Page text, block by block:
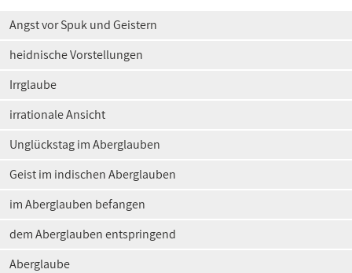
Angst vor Spuk und Geistern
heidnische Vorstellungen
Irrglaube
irrationale Ansicht
Unglückstag im Aberglauben
Geist im indischen Aberglauben
im Aberglauben befangen
dem Aberglauben entspringend
Aberglaube